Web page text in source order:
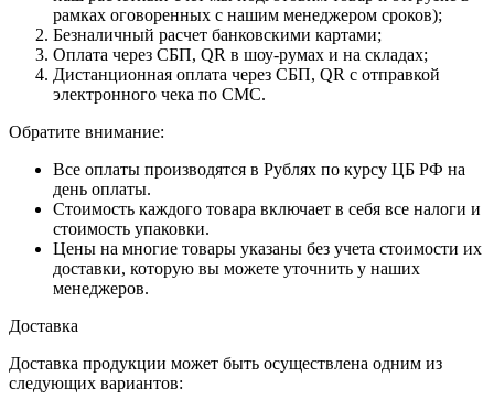
рамках оговоренных с нашим менеджером сроков);
Безналичный расчет банковскими картами;
Оплата через СБП, QR в шоу-румах и на складах;
Дистанционная оплата через СБП, QR с отправкой
электронного чека по СМС.
Обратите внимание:
Все оплаты производятся в Рублях по курсу ЦБ РФ на
день оплаты.
Стоимость каждого товара включает в себя все налоги и
стоимость упаковки.
Цены на многие товары указаны без учета стоимости их
доставки, которую вы можете уточнить у наших
менеджеров.
Доставка
Доставка продукции может быть осуществлена одним из
следующих вариантов: